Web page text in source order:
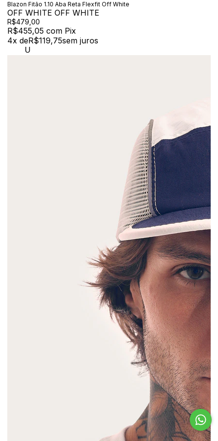
Blazon Fitão 1.10 Aba Reta Flexfit Off White
OFF WHITE OFF WHITE
R$479,00
R$455,05 com Pix
4x deR$119,75sem juros
U